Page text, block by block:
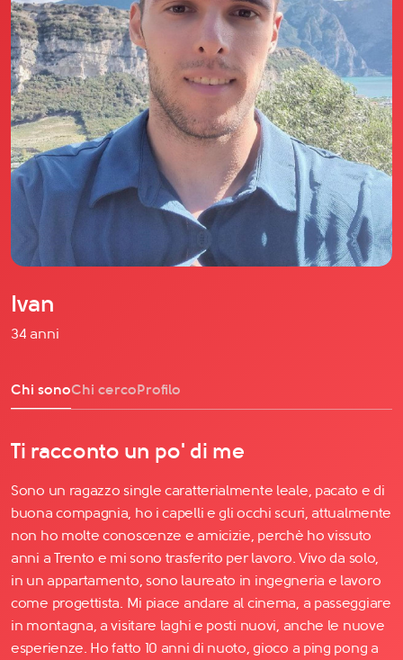
Agenzia matrimoniale Club di Più
Love Notebook
Il libro Donna di Cuori
Quanto costa Club di Più
Love Academy
Domande Frequenti
Impegno Sociale
Le nostre sedi
Facebook
YouTube
Instagram
TikTok
Ivan
34 anni
Chi sonoChi cercoProfilo
Ti racconto un po' di me
Sono un ragazzo single caratterialmente leale, pacato e di
buona compagnia, ho i capelli e gli occhi scuri, attualmente
non ho molte conoscenze e amicizie, perchè ho vissuto
anni a Trento e mi sono trasferito per lavoro. Vivo da solo,
in un appartamento, sono laureato in ingegneria e lavoro
come progettista. Mi piace andare al cinema, a passeggiare
in montagna, a visitare laghi e posti nuovi, anche le nuove
esperienze. Ho fatto 10 anni di nuoto, gioco a ping pong a